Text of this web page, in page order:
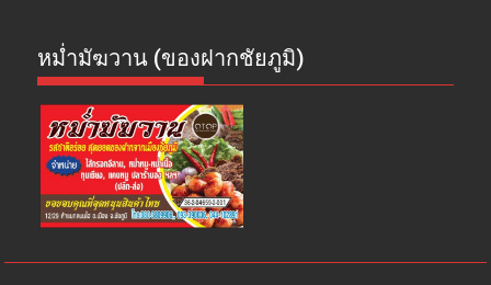
หม่ำมัฆวาน (ของฝากชัยภูมิ)